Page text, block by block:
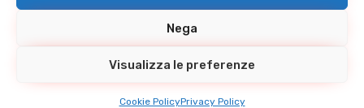
Nega
Visualizza le preferenze
Cookie PolicyPrivacy Policy